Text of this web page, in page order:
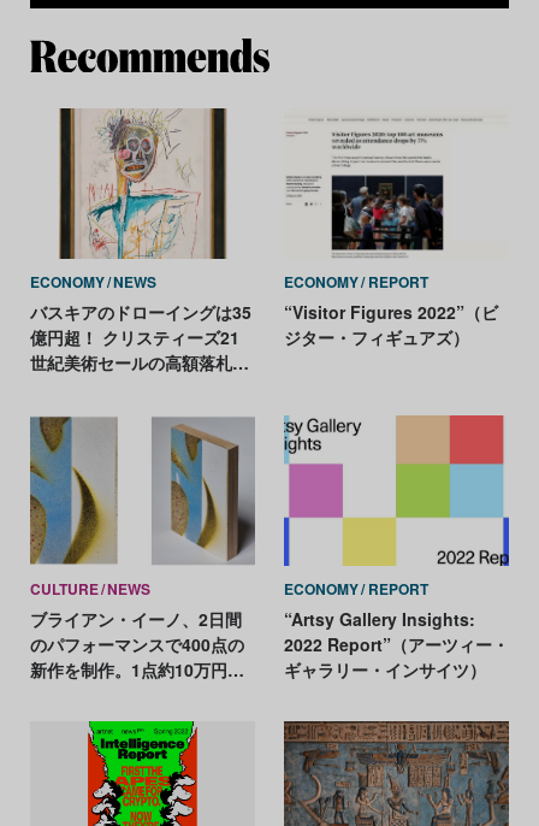
ECONOMY NEWS
バスキアのドローイングは35
億円超！ クリスティーズ21
世紀美術セールの高額落札を
ECONOMY REPORT
“Visitor Figures 2022”（ビ
ジター・フィギュアズ）
CULTURE NEWS
ブライアン・イーノ、2日間
のパフォーマンスで400点の
新作を制作。1点約10万円で
ECONOMY REPORT
“Artsy Gallery Insights:
2022 Report”（アーツィー・
ギャラリー・インサイツ）